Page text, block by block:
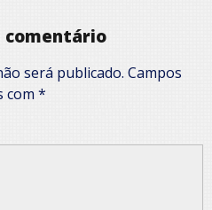
comentário
será publicado. Campos
com *